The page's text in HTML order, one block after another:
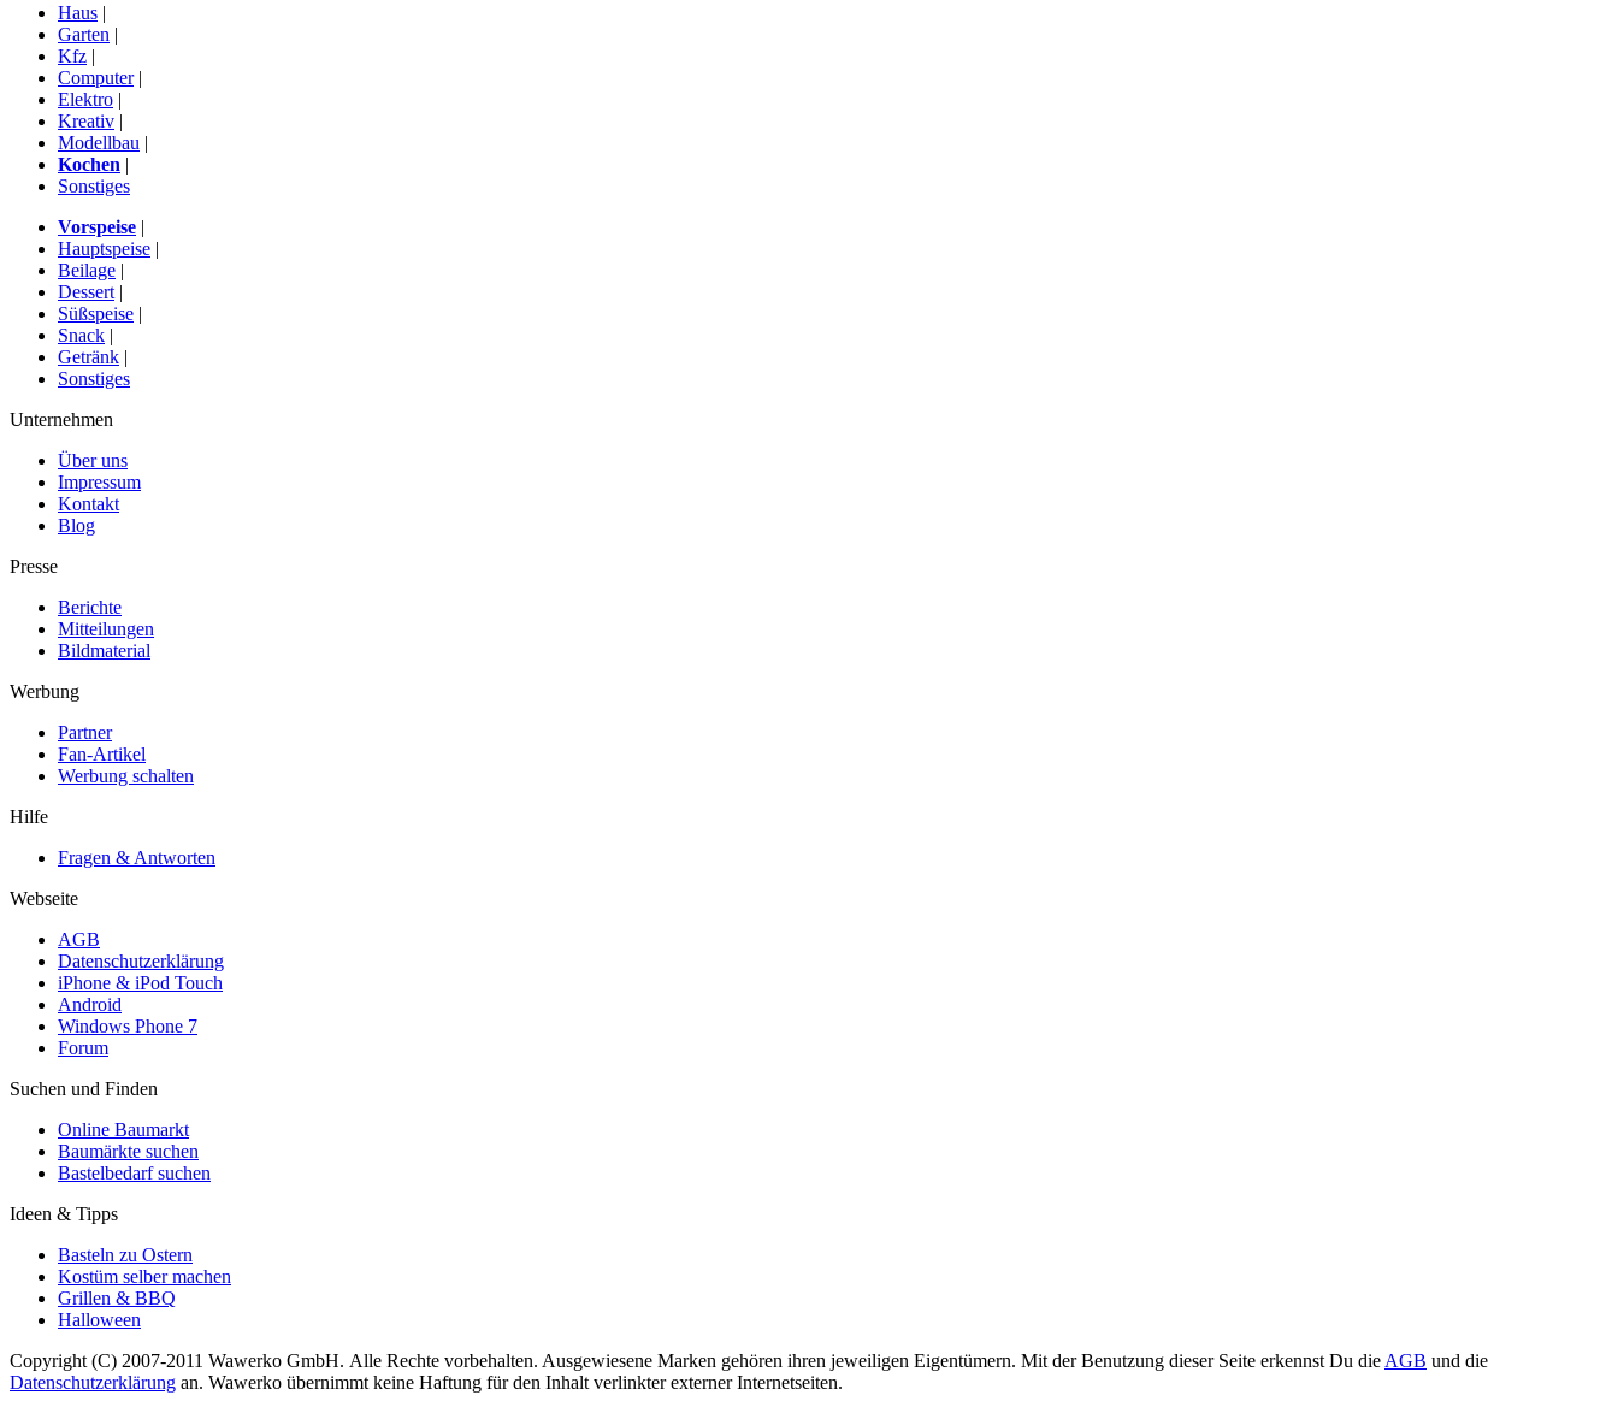
Haus |
Garten |
Kfz |
Computer|
Elektro |
Kreativ |
Modellbau |
Kochen |
Sonstiges
Vorspeise |
Hauptspeise |
Beilage |
Dessert |
Süßspeise |
Snack |
Getränk |
Sonstiges
Unternehmen
Über uns
Impressum
Kontakt
Blog
Presse
Berichte
Mitteilungen
Bildmaterial
Werbung
Partner
Fan-Artikel
Werbung schalten
Hilfe
Fragen & Antworten
Webseite
AGB
Datenschutzerklärung
iPhone & iPod Touch
Android
Windows Phone 7
Forum
Suchen und Finden
Online Baumarkt
Baumärkte suchen
Bastelbedarf suchen
Ideen & Tipps
Basteln zu Ostern
Kostüm selber machen
Grillen & BBQ
Halloween
Copyright (C) 2007-2011 Wawerko GmbH. Alle Rechte vorbehalten. Ausgewiesene Marken gehören ihren jeweiligen Eigentümern. Mit der Benutzung dieser Seite erkennst Du die AGB und die
Datenschutzerklärung an. Wawerko übernimmt keine Haftung für den Inhalt verlinkter externer Internetseiten.